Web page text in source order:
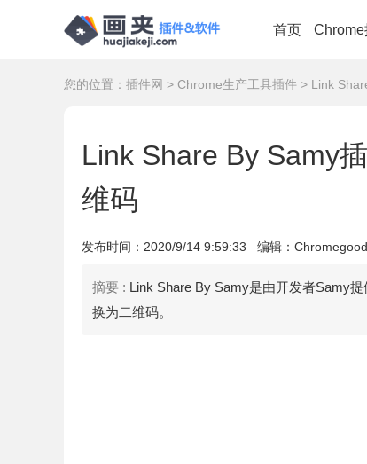
首页 Chrome
您的位置： 插件网 > Chrome生产工具插件 > Link
Link Share By Samy
维码
发布时间： 2020/9/14 9:59:33 编辑：Chromegood
摘要 : Link Share By Samy是由开发者Samy
换为二维码。